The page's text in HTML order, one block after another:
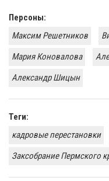
Персоны:
Максим Решетников
Мария Коновалова
Александр Шицын
Теги:
кадровые перестановки
Заксобрание Пермского